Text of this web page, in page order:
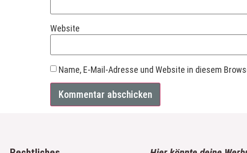
Website
Name, E-Mail-Adresse und Website in diesem